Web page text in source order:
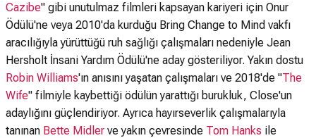
Cazibe" gibi unutulmaz filmleri kapsayan kariyeri için Onur
Ödülü'ne veya 2010'da kurduğu Bring Change to Mind vakfı
aracılığıyla yürüttüğü ruh sağlığı çalışmaları nedeniyle Jean
Hersholt İnsani Yardım Ödülü'ne aday gösteriliyor. Yakın dostu
Robin Williams'ın anısını yaşatan çalışmaları ve 2018'de "The
Wife" filmiyle kaybettiği ödülün yarattığı burukluk, Close'un
adaylığını güçlendiriyor. Ayrıca hayırseverlik çalışmalarıyla
tanınan Bette Midler ve yakın çevresinde Tom Hanks ile